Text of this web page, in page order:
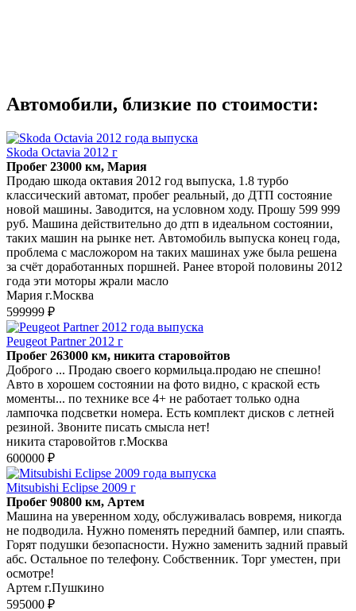
Автомобили, близкие по стоимости:
Skoda Octavia 2012 г
Пробег 23000 км, Мария
Продаю шкода октавия 2012 год выпуска, 1.8 турбо
классический автомат, пробег реальный, до ДТП состояние
новой машины. Заводится, на условном ходу. Прошу 599 999
руб. Машина действительно до дтп в идеальном состоянии,
таких машин на рынке нет. Автомобиль выпуска конец года,
проблема с масложором на таких машинах уже была решена
за счёт доработанных поршней. Ранее второй половины 2012
года эти моторы жрали масло
Мария г.Москва
599999 ₽
Peugeot Partner 2012 г
Пробег 263000 км, никита старовойтов
Доброго ... Продаю своего кормильца.продаю не спешно!
Авто в хорошем состоянии на фото видно, с краской есть
моменты... по технике все 4+ не работает только одна
лампочка подсветки номера. Есть комплект дисков с летней
резиной. Звоните писать смысла нет!
никита старовойтов г.Москва
600000 ₽
Mitsubishi Eclipse 2009 г
Пробег 90800 км, Артем
Машина на уверенном ходу, обслуживалась вовремя, никогда
не подводила. Нужно поменять передний бампер, или спаять.
Горят подушки безопасности. Нужно заменить задний правый
абс. Остальное по телефону. Собственник. Торг уместен, при
осмотре!
Артем г.Пушкино
595000 ₽